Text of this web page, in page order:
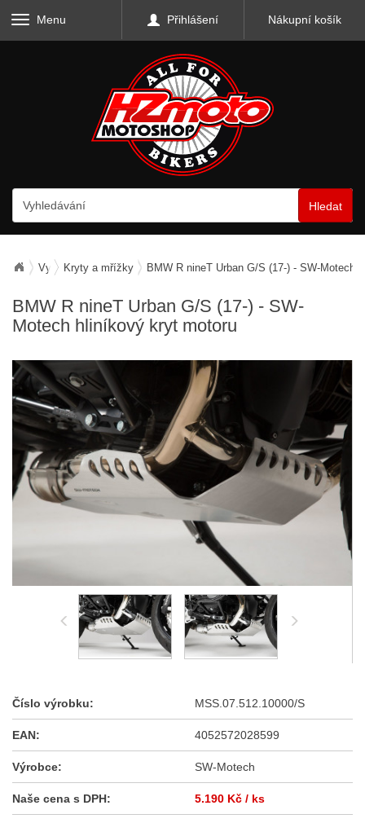
Menu Přihlášení Nákupní košík
Hledat
Vybavení motocyklu
Kryty a mřížky BMW R nineT Urban G/S (17-) - SW-Motech
BMW R nineT Urban G/S (17-) - SW-
Motech hliníkový kryt motoru
Číslo výrobku: MSS.07.512.10000/S
EAN: 4052572028599
Výrobce: SW-Motech
Naše cena s DPH: 5.190 Kč / ks